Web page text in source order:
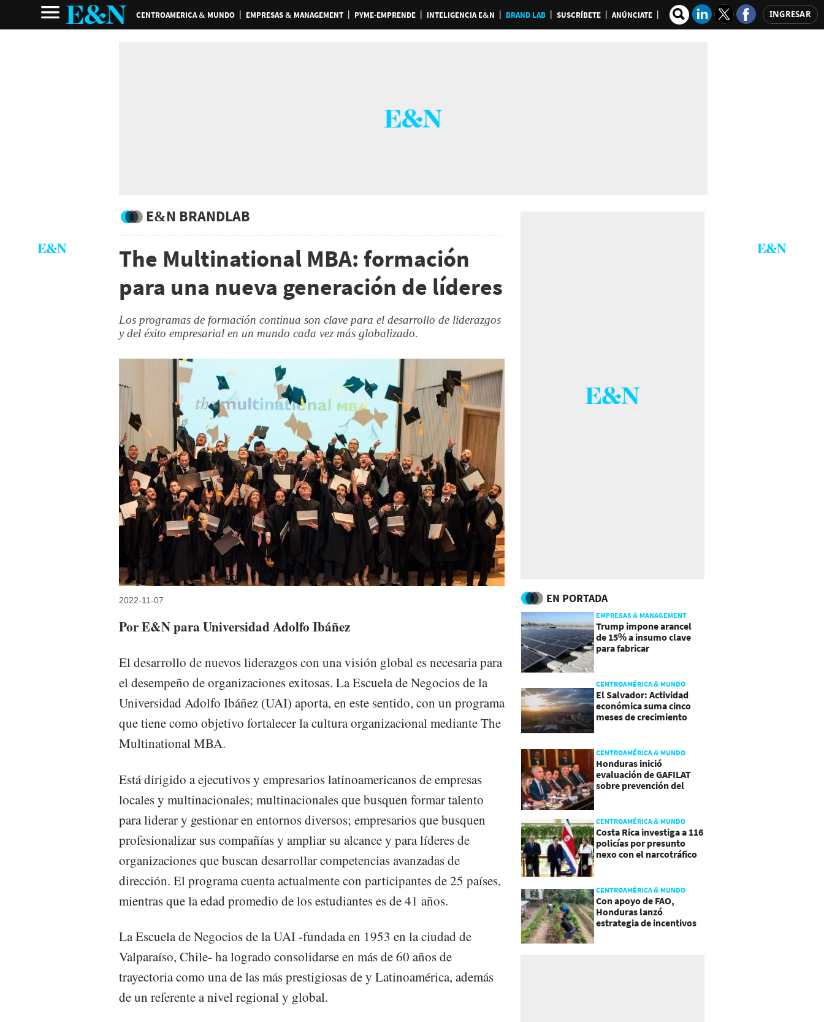
CENTROAMERICA & MUNDO EMPRESAS & MANAGEMENT PYME-EMPRENDE INTELIGENCIA E&N BRAND LAB SUSCRÍBETE ANÚNCIATE INGRESAR
E&N BRANDLAB
The Multinational MBA: formación
para una nueva generación de líderes
Los programas de formación continua son clave para el desarrollo de liderazgos
y del éxito empresarial en un mundo cada vez más globalizado.
2022-11-07
Por E&N para Universidad Adolfo Ibáñez
El desarrollo de nuevos liderazgos con una visión global es necesaria para
el desempeño de organizaciones exitosas. La Escuela de Negocios de la
Universidad Adolfo Ibáñez (UAI) aporta, en este sentido, con un programa
que tiene como objetivo fortalecer la cultura organizacional mediante The
Multinational MBA.
Está dirigido a ejecutivos y empresarios latinoamericanos de empresas
locales y multinacionales; multinacionales que busquen formar talento
para liderar y gestionar en entornos diversos; empresarios que busquen
profesionalizar sus compañías y ampliar su alcance y para líderes de
organizaciones que buscan desarrollar competencias avanzadas de
dirección. El programa cuenta actualmente con participantes de 25 países,
mientras que la edad promedio de los estudiantes es de 41 años.
La Escuela de Negocios de la UAI -fundada en 1953 en la ciudad de
Valparaíso, Chile- ha logrado consolidarse en más de 60 años de
trayectoria como una de las más prestigiosas de y Latinoamérica, además
de un referente a nivel regional y global.
EN PORTADA
EMPRESAS & MANAGEMENT
Trump impone arancel
de 15% a insumo clave
para fabricar
CENTROAMÉRICA & MUNDO
El Salvador: Actividad
económica suma cinco
meses de crecimiento
CENTROAMÉRICA & MUNDO
Honduras inició
evaluación de GAFILAT
sobre prevención del
CENTROAMÉRICA & MUNDO
Costa Rica investiga a 116
policías por presunto
nexo con el narcotráfico
CENTROAMÉRICA & MUNDO
Con apoyo de FAO,
Honduras lanzó
estrategia de incentivos